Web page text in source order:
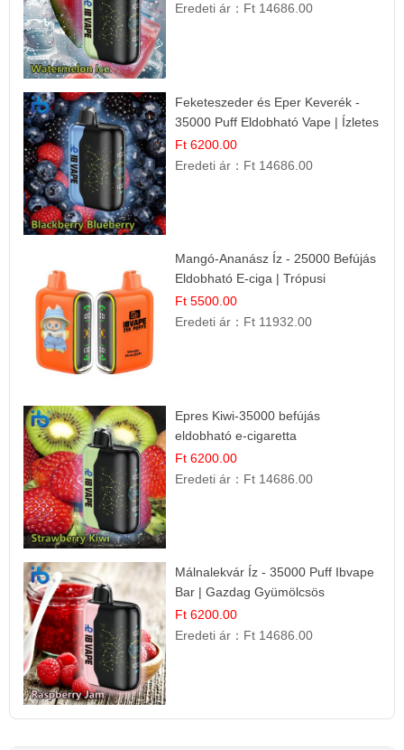
Eredeti ár： Ft 14686.00
Feketeszeder és Eper Keverék -
35000 Puff Eldobható Vape | Ízletes
Gyümölcsökombináció!
Ft 6200.00
Eredeti ár： Ft 14686.00
Mangó-Ananász Íz - 25000 Befújás
Eldobható E-ciga | Trópusi
Gyümölcs Élmény!
Ft 5500.00
Eredeti ár： Ft 11932.00
Epres Kiwi-35000 befújás
eldobható e-cigaretta
Ft 6200.00
Eredeti ár： Ft 14686.00
Málnalekvár Íz - 35000 Puff Ibvape
Bar | Gazdag Gyümölcsös
Ízélmény!
Ft 6200.00
Eredeti ár： Ft 14686.00